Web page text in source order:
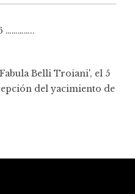
…………..
Belli Troiani', el 5
del yacimiento de